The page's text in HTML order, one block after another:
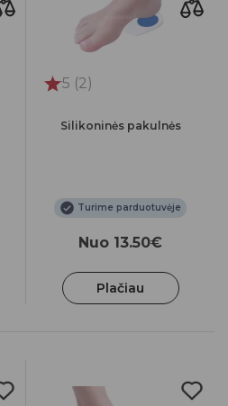
5 (2)
Silikoninės pakulnės
Turime parduotuvėje
Nuo 13.50€
Plačiau